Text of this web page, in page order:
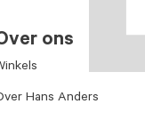
ons
Hans Anders